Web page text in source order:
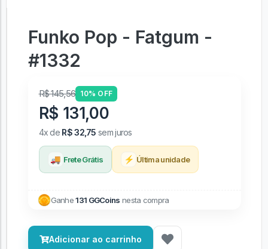
Funko Pop - Fatgum -
#1332
R$ 145,56 10% OFF
R$ 131,00
4x de R$ 32,75 sem juros
🚚 Frete Grátis ⚡ Última unidade
Ganhe131 GGCoins nesta compra
Adicionar ao carrinho